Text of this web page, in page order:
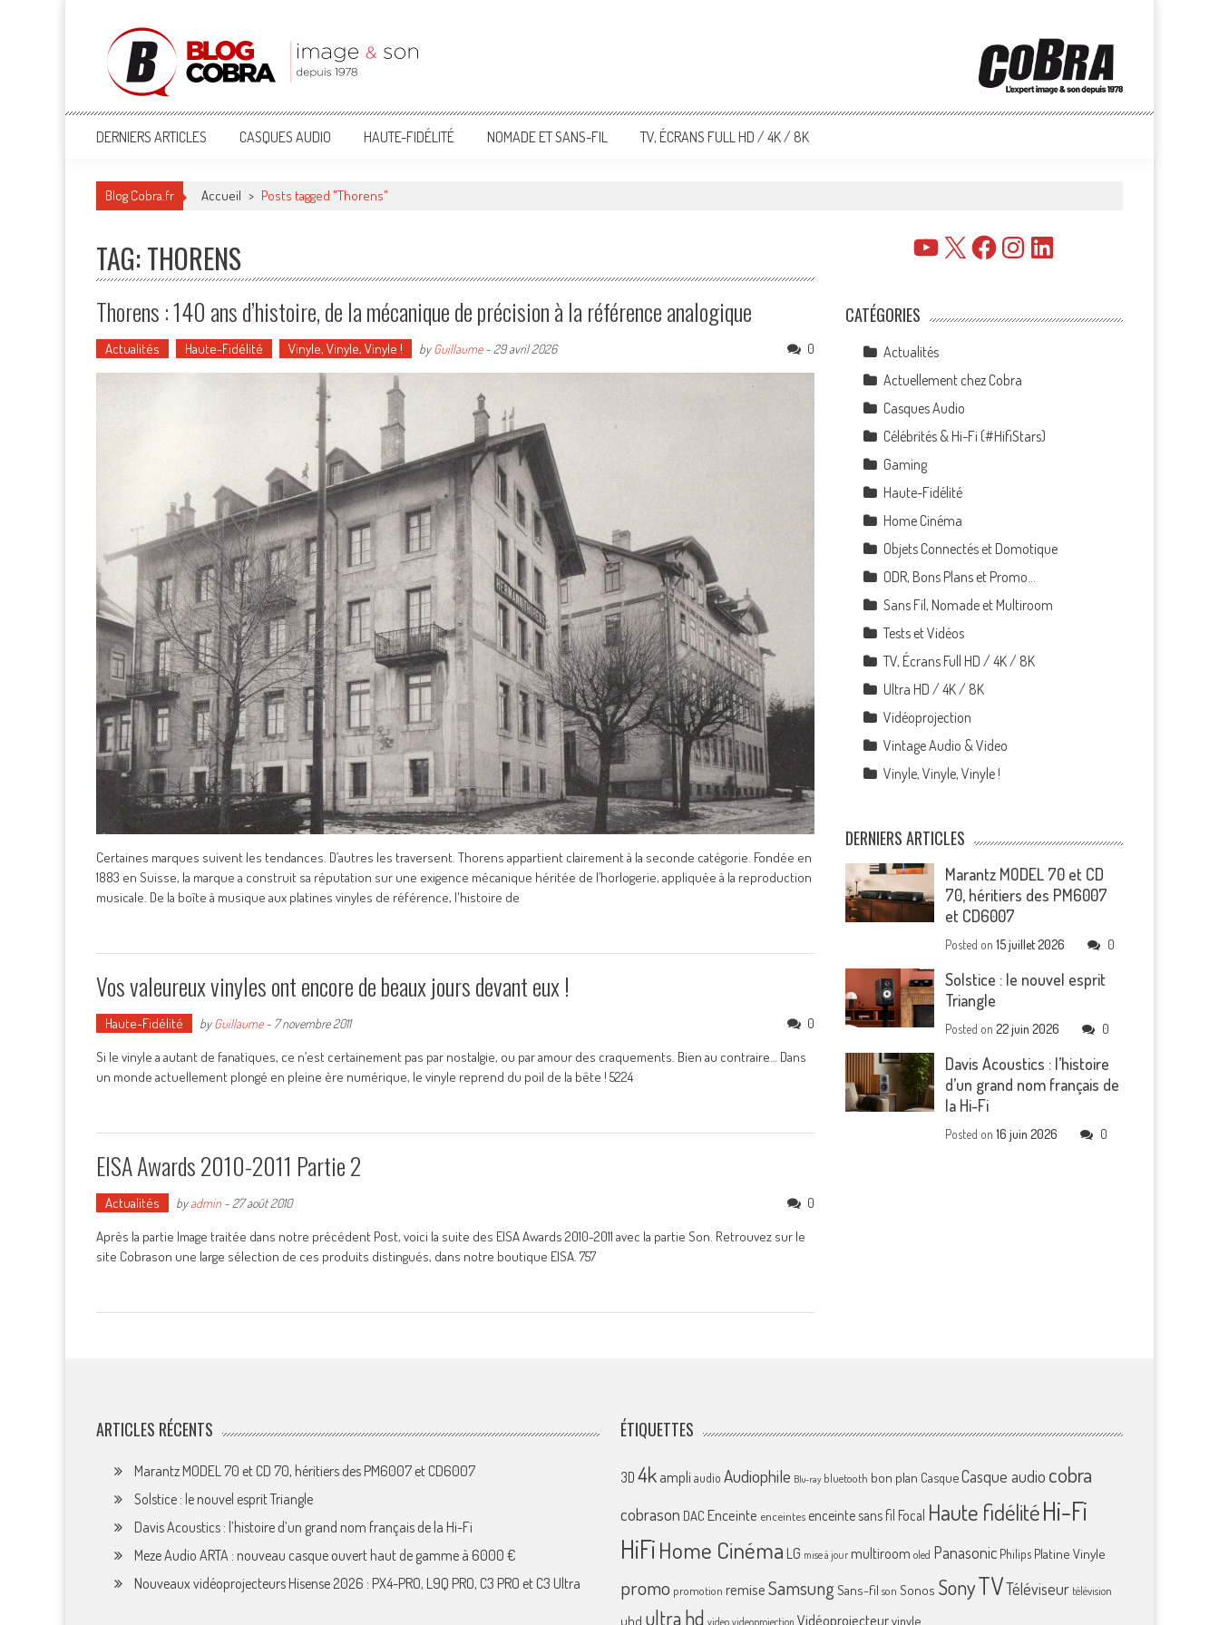
Blog Cobra
Toute l'actu Image & Son !
DERNIERS ARTICLES CASQUES AUDIO HAUTE-FIDÉLITÉ NOMADE ET SANS-FIL TV, ÉCRANS FULL HD / 4K / 8K
Blog Cobra.fr Accueil > Posts tagged "Thorens"
TAG: THORENS
Thorens : 140 ans d’histoire, de la mécanique de précision à la référence analogique
Actualités Haute-Fidélité Vinyle, Vinyle, Vinyle ! byGuillaume- 29 avril 2026 0
Certaines marques suivent les tendances. D’autres les traversent. Thorens appartient clairement à la seconde catégorie. Fondée en
1883 en Suisse, la marque a construit sa réputation sur une exigence mécanique héritée de l’horlogerie, appliquée à la reproduction
musicale. De la boîte à musique aux platines vinyles de référence, l'histoire de
Vos valeureux vinyles ont encore de beaux jours devant eux !
Haute-Fidélité byGuillaume- 7 novembre 2011
0
Si le vinyle a autant de fanatiques, ce n’est certainement pas par nostalgie, ou par amour des craquements. Bien au contraire… Dans
un monde actuellement plongé en pleine ère numérique, le vinyle reprend du poil de la bête ! 5224
EISA Awards 2010-2011 Partie 2
Actualités byadmin - 27 août 2010
0
Après la partie Image traitée dans notre précédent Post, voici la suite des EISA Awards 2010-2011 avec la partie Son. Retrouvez sur le
site Cobrason une large sélection de ces produits distingués, dans notre boutique EISA. 757
YouTube
X FacebookInstagramLinkedIn
CATÉGORIES
Actualités
Actuellement chez Cobra
Casques Audio
Célébrités & Hi-Fi (#HifiStars)
Gaming
Haute-Fidélité
Home Cinéma
Objets Connectés et Domotique
ODR, Bons Plans et Promo…
Sans Fil, Nomade et Multiroom
Tests et Vidéos
TV, Écrans Full HD / 4K / 8K
Ultra HD / 4K / 8K
Vidéoprojection
Vintage Audio & Video
Vinyle, Vinyle, Vinyle !
DERNIERS ARTICLES
Marantz MODEL 70 et CD
70, héritiers des PM6007
et CD6007
Posted on15 juillet 2026 0
Solstice : le nouvel esprit
Triangle
Posted on22 juin 2026 0
Davis Acoustics : l’histoire
d’un grand nom français de
la Hi-Fi
Posted on16 juin 2026 0
ARTICLES RÉCENTS
Marantz MODEL 70 et CD 70, héritiers des PM6007 et CD6007
Solstice : le nouvel esprit Triangle
Davis Acoustics : l’histoire d’un grand nom français de la Hi-Fi
Meze Audio ARTA : nouveau casque ouvert haut de gamme à 6000 €
Nouveaux vidéoprojecteurs Hisense 2026 : PX4-PRO, L9Q PRO, C3 PRO et C3 Ultra
ÉTIQUETTES
3D 4k ampliaudio Audiophile Blu-ray bluetooth bon plan CasqueCasque audio cobra
cobrason DAC Enceinte enceintes enceinte sans fil Focal Haute fidélitéHi-Fi
HiFiHome Cinéma LG mise à jour multiroom oled Panasonic Philips Platine Vinyle
promo promotion remiseSamsungSans-fil son Sonos SonyTVTéléviseur télévision
uhd ultra hd video videoprojection Vidéoprojecteurvinyle